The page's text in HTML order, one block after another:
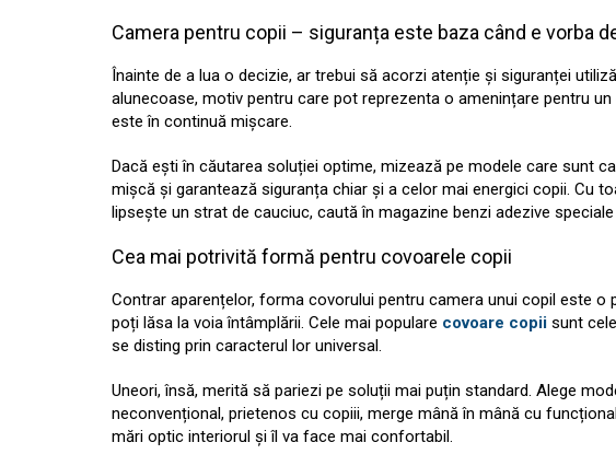
Camera pentru copii – siguranța este baza când e vorba
Înainte de a lua o decizie, ar trebui să acorzi atenție și siguranței
alunecoase, motiv pentru care pot reprezenta o amenințare pentru
este în continuă mișcare.
Dacă ești în căutarea soluției optime, mizează pe modele care sunt
mișcă și garantează siguranța chiar și a celor mai energici copii. Cu
lipsește un strat de cauciuc, caută în magazine benzi adezive
Cea mai potrivită formă pentru covoarele copii
Contrar aparențelor, forma covorului pentru camera unui copil este
poți lăsa la voia întâmplării. Cele mai populare covoare copii sunt
se disting prin caracterul lor universal.
Uneori, însă, merită să pariezi pe soluții mai puțin standard. Alege
neconvențional, prietenos cu copiii, merge mână în mână cu
mări optic interiorul și îl va face mai confortabil.